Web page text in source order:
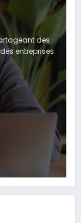
des
entreprises.